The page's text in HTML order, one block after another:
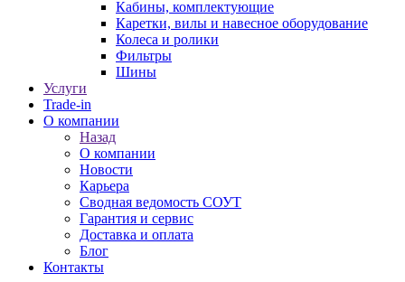
Кабины, комплектующие
Каретки, вилы и навесное оборудование
Колеса и ролики
Фильтры
Шины
Услуги
Trade-in
О компании
Назад
О компании
Новости
Карьера
Сводная ведомость СОУТ
Гарантия и сервис
Доставка и оплата
Блог
Контакты